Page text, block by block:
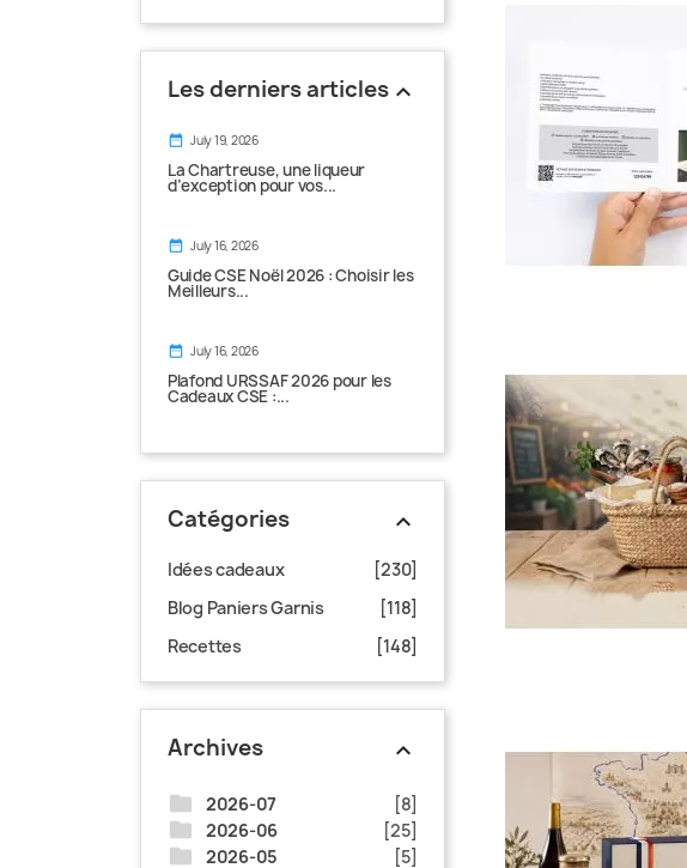
Les derniers articles keyboard_arrow_up
date_range July 19, 2026
La Chartreuse, une liqueur
d’exception pour vos...
date_range July 16, 2026
Guide CSE Noël 2026 : Choisir les
Meilleurs...
date_range July 16, 2026
Plafond URSSAF 2026 pour les
Cadeaux CSE :...
Catégories keyboard_arrow_up
Idées cadeaux
[230]
Blog Paniers Garnis
[118]
Recettes
[148]
Archives keyboard_arrow_up
folder 2026-07 [8]
folder 2026-06 [25]
folder 2026-05 [5]